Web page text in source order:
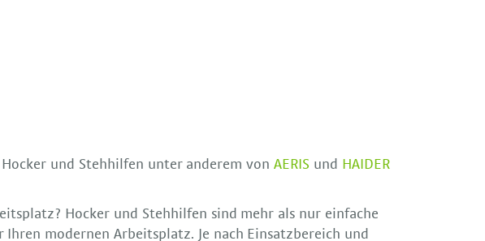
und Stehhilfen unter anderem von AERIS und
HAIDER
Hocker und Stehhilfen sind mehr als nur einfache
modernen Arbeitsplatz. Je nach Einsatzbereich und